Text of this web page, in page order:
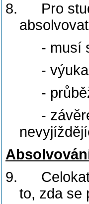
8.
Pro
- musí
-
-
-
9.
to, zda se